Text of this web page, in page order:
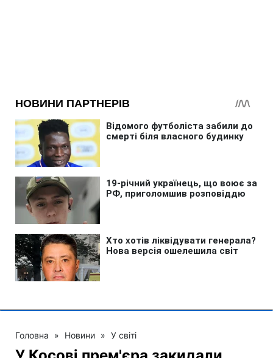
Головна » Новини » У світі